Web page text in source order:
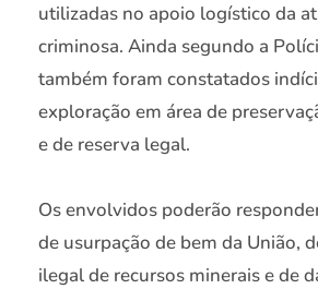
utilizadas no apoio logístico da
criminosa. Ainda segundo a
também foram constatados
exploração em área de
e de reserva legal.
Os envolvidos poderão
de usurpação de bem da União,
ilegal de recursos minerais e de